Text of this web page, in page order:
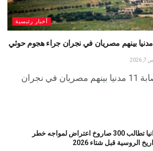
أخبار رئيسية
السعودية تعلن إصابة 11 مدنيا بينهم مصريان في نجران
أوكرانيا تطالب 300 صاروخ اعتراض لمواجه خطر
الروسية قبل شتاء 2026